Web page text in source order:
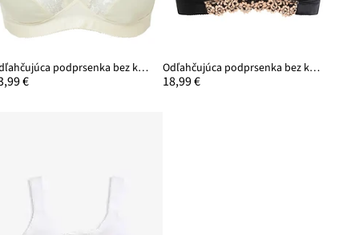
Odľahčujúca podprsenka bez kostíc s vystuženými ramienkami (2 ks)
€
Odľahčujúca podprsenka bez kostíc, vystužené ramienka
18,99 €